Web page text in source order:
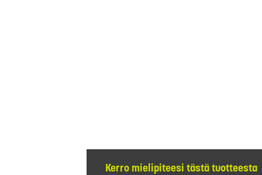
Kerro mielipiteesi tästä tuotteesta